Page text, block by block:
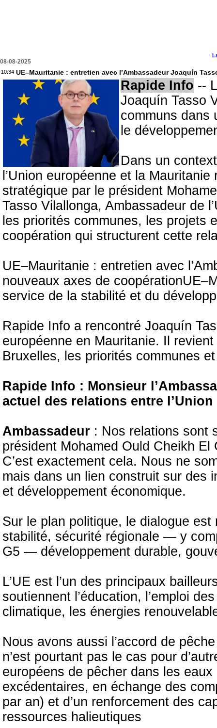
08-08-2025
10:34 UE–Mauritanie : entretien avec l’Ambassadeur Joaquín
Rapide Info --
Joaquín Tasso
communs dans
le
Dans un
l’Union européenne et la
stratégique par le président
Tasso Vilallonga, Ambassadeur de
les priorités communes, les projets
coopération qui structurent cette
UE–Mauritanie : entretien avec
nouveaux axes de
service de la stabilité et du
Rapide Info a rencontré Joaquín
européenne en Mauritanie. Il
Bruxelles, les priorités communes
Rapide Info : Monsieur
actuel des relations entre
Ambassadeur : Nos relations sont
président Mohamed Ould Cheikh
C’est exactement cela. Nous ne
mais dans un lien construit sur des
et développement économique.
Sur le plan politique, le dialogue
stabilité, sécurité régionale — y
G5 — développement durable,
L’UE est l’un des principaux
soutiennent l’éducation, l’emploi
climatique, les énergies
Nous avons aussi l’accord de
n’est pourtant pas le cas pour
européens de pêcher dans les
excédentaires, en échange des
par an) et d’un renforcement des
ressources halieutiques